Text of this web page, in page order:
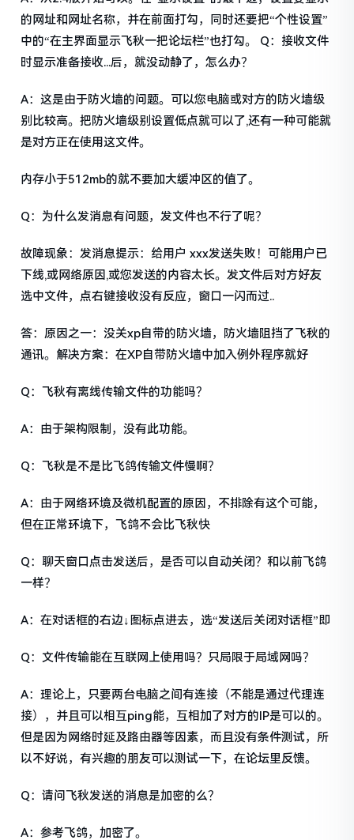
的网址和网址名称，并在前面打勾，同时还要把“个性设置”
中的“在主界面显示飞秋一把论坛栏”也打勾。 Q：接收文件
时显示准备接收...后，就没动静了，怎么办？
A：这是由于防火墙的问题。可以您电脑或对方的防火墙级
别比较高。把防火墙级别设置低点就可以了,还有一种可能就
是对方正在使用这文件。
内存小于512mb的就不要加大缓冲区的值了。
Q：为什么发消息有问题，发文件也不行了呢？
故障现象：发消息提示：给用户 xxx发送失败！可能用户已
下线,或网络原因,或您发送的内容太长。发文件后对方好友
选中文件，点右键接收没有反应，窗口一闪而过..
答：原因之一：没关xp自带的防火墙，防火墙阻挡了飞秋的
通讯。解决方案：在XP自带防火墙中加入例外程序就好
Q：飞秋有离线传输文件的功能吗？
A：由于架构限制，没有此功能。
Q：飞秋是不是比飞鸽传输文件慢啊？
A：由于网络环境及微机配置的原因，不排除有这个可能，
但在正常环境下，飞鸽不会比飞秋快
Q：聊天窗口点击发送后，是否可以自动关闭？和以前飞鸽
一样？
A：在对话框的右边↓图标点进去，选“发送后关闭对话框”即
Q：文件传输能在互联网上使用吗？只局限于局域网吗？
A：理论上，只要两台电脑之间有连接（不能是通过代理连
接），并且可以相互ping能，互相加了对方的IP是可以的。
但是因为网络时延及路由器等因素，而且没有条件测试，所
以不好说，有兴趣的朋友可以测试一下，在论坛里反馈。
Q：请问飞秋发送的消息是加密的么？
A：参考飞鸽，加密了。